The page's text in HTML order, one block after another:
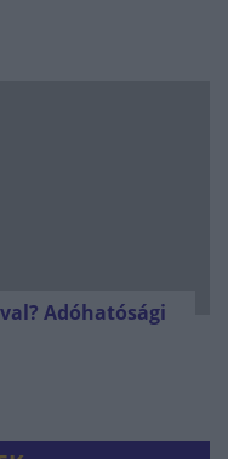
Adóhatósági